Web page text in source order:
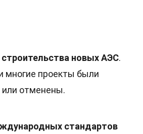
новых АЭС.
многие проекты были
отменены.
стандартов